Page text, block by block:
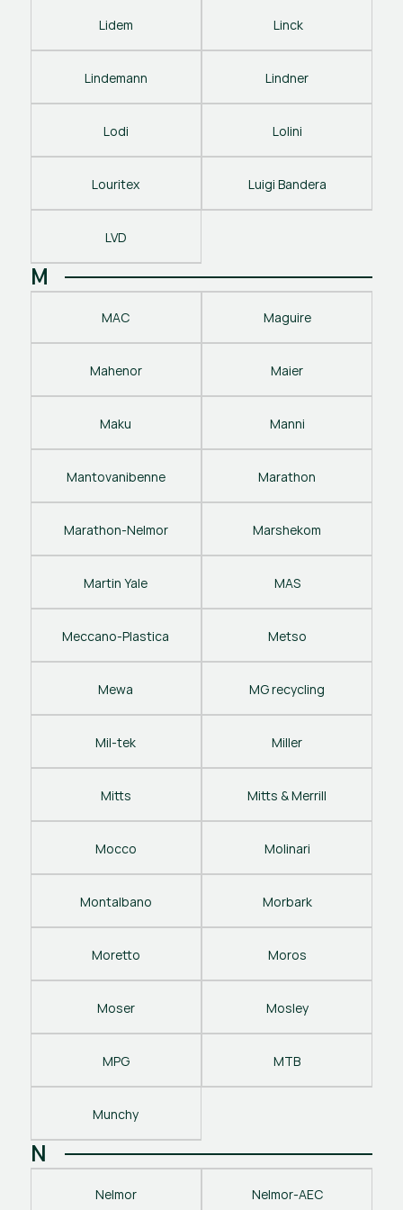
Lidem Linck
Lindemann Lindner
Lodi Lolini
Louritex Luigi Bandera
LVD
M
MAC Maguire
Mahenor Maier
Maku Manni
Mantovanibenne Marathon
Marathon-Nelmor Marshekom
Martin Yale MAS
Meccano-Plastica Metso
Mewa MG recycling
Mil-tek Miller
Mitts Mitts & Merrill
Mocco Molinari
Montalbano Morbark
Moretto Moros
Moser Mosley
MPG MTB
Munchy
N
Nelmor Nelmor-AEC